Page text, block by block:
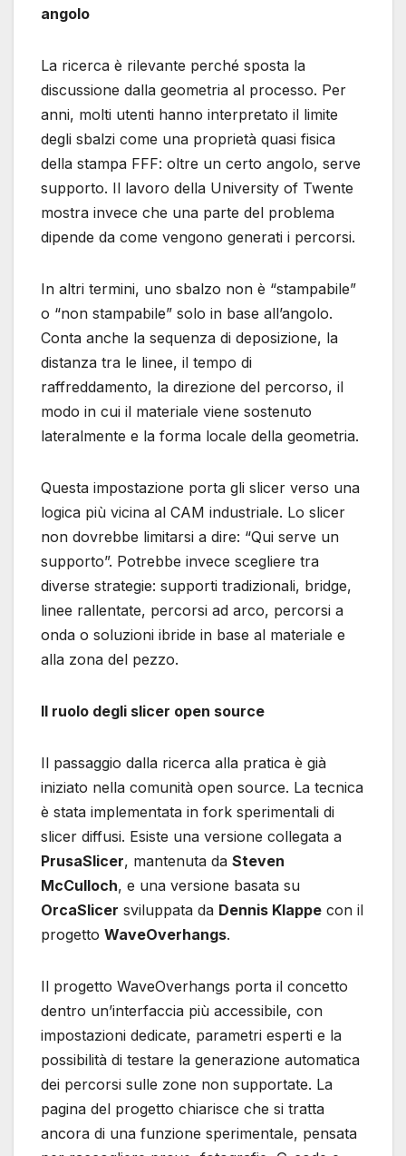
angolo
La ricerca è rilevante perché sposta la
discussione dalla geometria al processo. Per
anni, molti utenti hanno interpretato il limite
degli sbalzi come una proprietà quasi fisica
della stampa FFF: oltre un certo angolo, serve
supporto. Il lavoro della University of Twente
mostra invece che una parte del problema
dipende da come vengono generati i percorsi.
In altri termini, uno sbalzo non è “stampabile”
o “non stampabile” solo in base all’angolo.
Conta anche la sequenza di deposizione, la
distanza tra le linee, il tempo di
raffreddamento, la direzione del percorso, il
modo in cui il materiale viene sostenuto
lateralmente e la forma locale della geometria.
Questa impostazione porta gli slicer verso una
logica più vicina al CAM industriale. Lo slicer
non dovrebbe limitarsi a dire: “Qui serve un
supporto”. Potrebbe invece scegliere tra
diverse strategie: supporti tradizionali, bridge,
linee rallentate, percorsi ad arco, percorsi a
onda o soluzioni ibride in base al materiale e
alla zona del pezzo.
Il ruolo degli slicer open source
Il passaggio dalla ricerca alla pratica è già
iniziato nella comunità open source. La tecnica
è stata implementata in fork sperimentali di
slicer diffusi. Esiste una versione collegata a
PrusaSlicer, mantenuta da Steven
McCulloch, e una versione basata su
OrcaSlicer sviluppata da Dennis Klappe con il
progetto WaveOverhangs.
Il progetto WaveOverhangs porta il concetto
dentro un’interfaccia più accessibile, con
impostazioni dedicate, parametri esperti e la
possibilità di testare la generazione automatica
dei percorsi sulle zone non supportate. La
pagina del progetto chiarisce che si tratta
ancora di una funzione sperimentale, pensata